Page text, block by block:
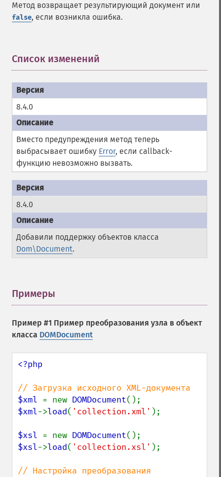
Метод возвращает результирующий документ или
false, если возникла ошибка.
Список изменений
8.4.0
Вместо предупреждения метод теперь
выбрасывает ошибку Error, если callback-
функцию невозможно вызвать.
8.4.0
Добавили поддержку объектов класса
Dom\Document.
Примеры
Пример #1 Пример преобразования узла в объект
класса DOMDocument
<?php
$xml = new DOMDocument
$xml->load( 'collection.xml' );
$xsl = new DOMDocument
$xsl->load( 'collection.xsl' );